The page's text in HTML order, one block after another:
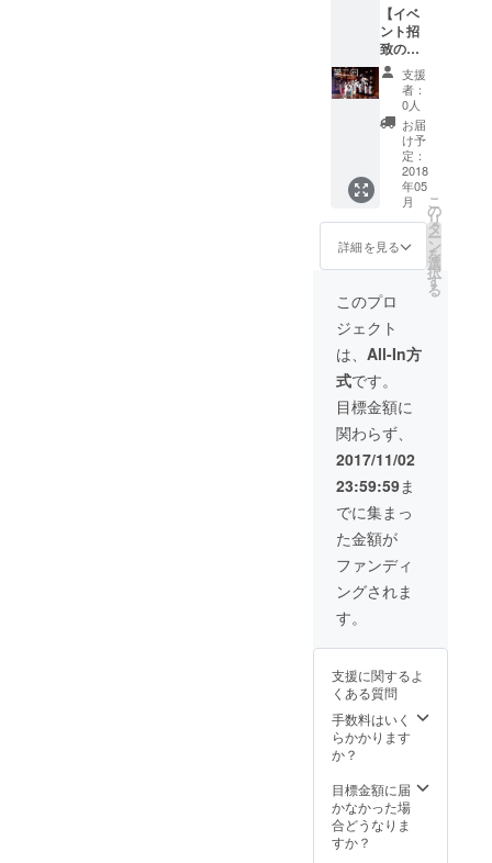
う！！
※2018
年3月ま
でにお
届け予
定で
す。プ
ロジェ
クト終
了後、
メール
にて日
談しま
しょう
※まなは
大学、
就職の
ため、
赤倉に
能性が
高いの
は2月中
になり
ます。
一緒に
滑れな
かった
時はご
了承く
ださ
い。 ※
ゲレン
キー
場、池
の平ス
キー
場、赤
倉観光
キー場
あたり
を予定
で、裏
起毛を
使用し
ている
ため１
枚でも
暖かく
着てい
ただけ
ます。
BOXの
中のRが
反対向
きに
も
Rの特徴
的なデ
です。
・
COLOR
セメン
ト、
ンディ
・素材
０％ ・
サイズ
丈/66c
m 肩
幅/48c
m 袖
丈/60c
m L
着
幅/58c
m 肩
幅/52c
トされ
たデザ
インが
特徴的
なト
レー
ナー。
ATELIE
Rのト
レー
ナーを
着て
もっと
人生を
して何
せに
なって
ほしい
という
意味を
込
め、”Lo
ve the
live.
Live the
life you
love."と
いう
メッ
セージ
リント
しまし
た。 生
地感に
もこだ
わり、
を使
用。 １
枚でも
【イベ
ント招
致の権
利】 あ
なたの
街であ
なたと
一緒に
”日本酒
カクテ
ルBAR
イベン
ト〜彩
酒
祭〜”を
ま
す！！
日本酒
カクテ
ルが飲
んでみ
たい！
という
方！ こ
のイベ
ントが
気に
なって
いたけ
ど遠く
て行け
ない…
という
ように
ベント
をやっ
てみた
いけ
イベン
トは
な〜と
支援
者：
0人
お届
け予
定：
2018
年05
月
詳細を見る
こ
の
リ
タ
ー
ン
を
選
択
す
る
このプロ
ジェクト
は、 All-In方
式です。
目標金額に
関わらず、
2017/11/02
23:59:59ま
でに集まっ
た金額が
ファンディ
ングされま
す。
支援に関するよ
くある質問
手数料はいく
らかかります
か？
目標金額に届
かなかった場
合どうなりま
すか？